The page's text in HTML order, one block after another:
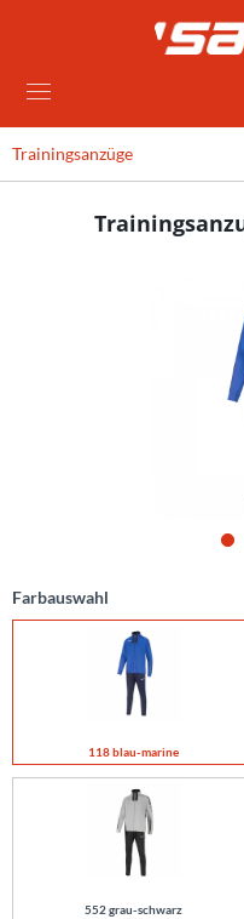
Trainingsanzüge
Farbauswahl
118 blau-marine
552 grau-schwarz